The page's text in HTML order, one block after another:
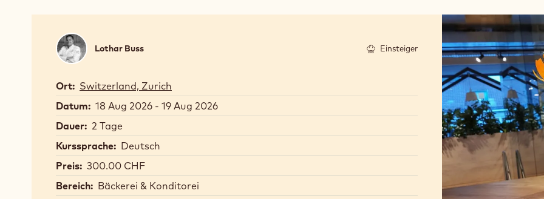
Lothar
Buss
Lothar Buss Einsteiger
Ort: Switzerland, Zurich
Datum: 18 Aug 2026 - 19 Aug 2026
Dauer: 2 Tage
Kurssprache: Deutsch
Preis: 300.00 CHF
Bereich: Bäckerei & Konditorei